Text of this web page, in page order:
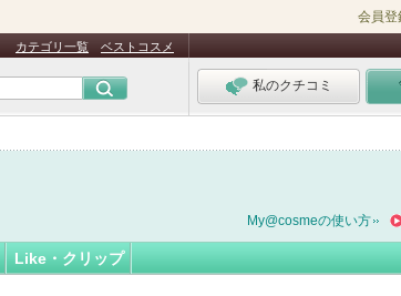
会員登
カテゴリ一覧 ベストコスメ
私のクチコミ
My@cosmeの使い方
Like・クリップ